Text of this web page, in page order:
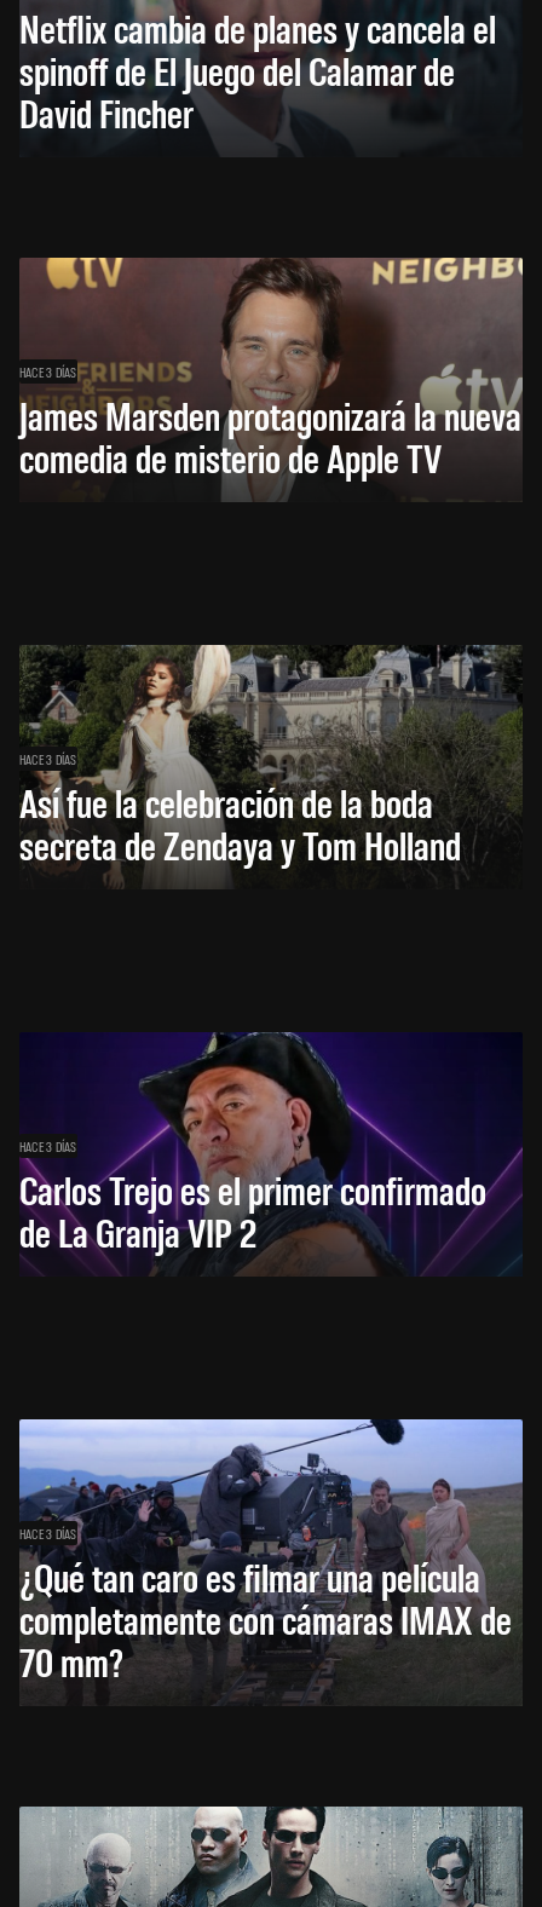
Netflix cambia de planes y cancela el
spinoff de El Juego del Calamar de
David Fincher
HACE 3 DÍAS
James Marsden protagonizará la nueva
comedia de misterio de Apple TV
HACE 3 DÍAS
Así fue la celebración de la boda
secreta de Zendaya y Tom Holland
HACE 3 DÍAS
Carlos Trejo es el primer confirmado
de La Granja VIP 2
HACE 3 DÍAS
¿Qué tan caro es filmar una película
completamente con cámaras IMAX de
70 mm?